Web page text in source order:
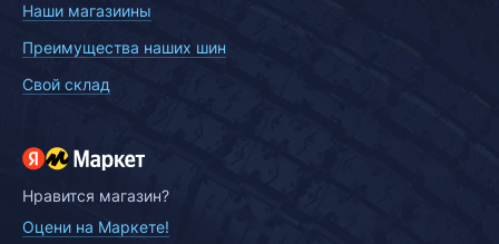
Наши магазиины
Преимущества наших шин
Свой склад
Нравится магазин?
Оцени на Маркете!